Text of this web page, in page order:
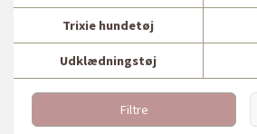
Trixie hundetøj
Udklædningstøj
Filtre